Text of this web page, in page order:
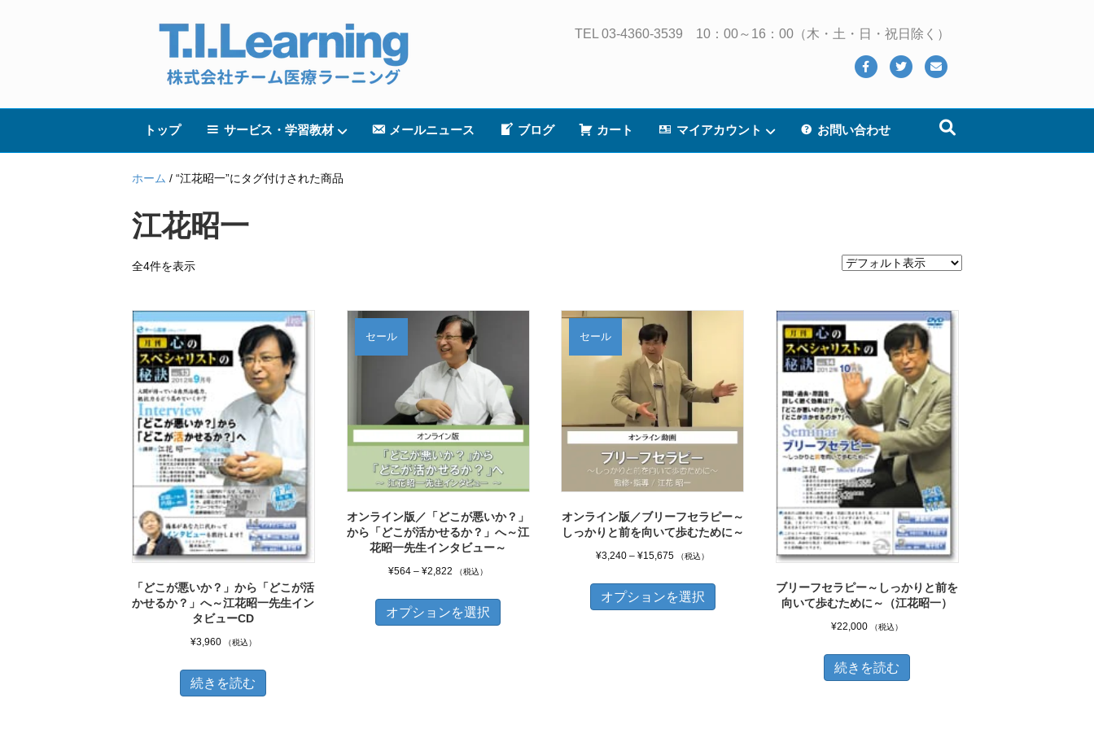
TEL 03-4360-3539 10：00～16：00（木・土・日・祝日除く）
FacebookTwitter
トップ サービス・学習教材 メールニュース ブログ カート マイアカウント お問い合わせ
ホーム / “江花昭一”にタグ付けされた商品
江花昭一
全4件を表示
「どこが悪いか？」から「どこが活
かせるか？」へ～江花昭一先生イン
タビューCD
¥3,960 （税込）
続きを読む
セール
オンライン版／「どこが悪いか？」
から「どこが活かせるか？」へ～江
花昭一先生インタビュー～
¥564 –¥2,822 価
帯:
¥564
（税込）
オプションを選択
セール
オンライン版／ブリーフセラピー～
しっかりと前を向いて歩むために～
¥3,240 –¥15,675価
帯:
¥3,240
（税込）
オプションを選択
こ
ブリーフセラピー～しっかりと前を
向いて歩むために～（江花昭一）
¥22,000 （税込）
続きを読む